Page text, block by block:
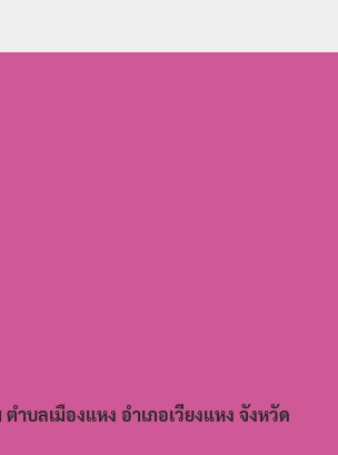
ำบลเมืองแหง อำเภอเวียงแหง จังหวัด